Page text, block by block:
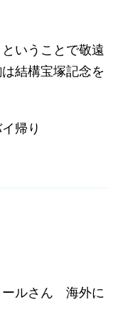
いうことで敬遠
結構宝塚記念を
帰り
ルさん 海外に